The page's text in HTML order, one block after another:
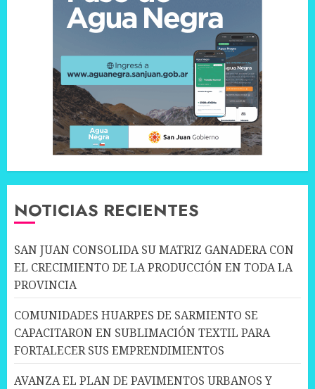
NOTICIAS RECIENTES
SAN JUAN CONSOLIDA SU MATRIZ GANADERA CON
EL CRECIMIENTO DE LA PRODUCCIÓN EN TODA LA
PROVINCIA
COMUNIDADES HUARPES DE SARMIENTO SE
CAPACITARON EN SUBLIMACIÓN TEXTIL PARA
FORTALECER SUS EMPRENDIMIENTOS
AVANZA EL PLAN DE PAVIMENTOS URBANOS Y